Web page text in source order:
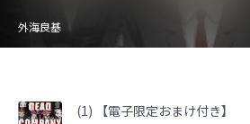
外海良基
(1) 【電子限定おまけ付き】